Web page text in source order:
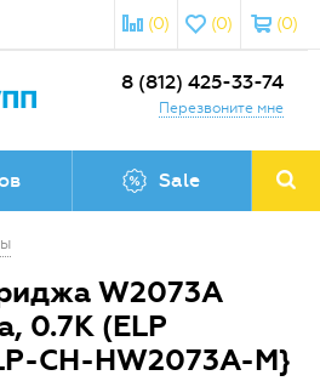
(0)
(0)
(0)
8 (812) 425-33-74
Перезвоните мне
Sale
W2073A
0.7K (ELP
CH-HW2073A-M}